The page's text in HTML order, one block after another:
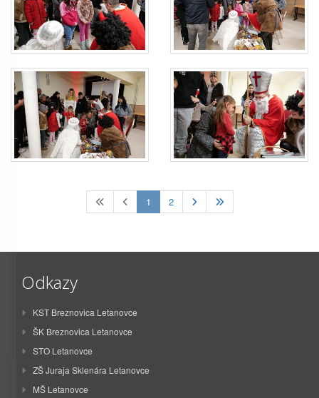
1 (current)
2
Odkazy
KST Breznovica Letanovce
ŠK Breznovica Letanovce
STO Letanovce
ZŠ Juraja Sklenára Letanovce
MŠ Letanovce